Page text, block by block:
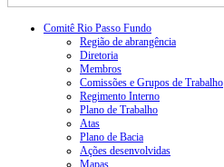
Comitê Rio Passo Fundo
Região de abrangência
Diretoria
Membros
Comissões e Grupos de Trabalho
Regimento Interno
Plano de Trabalho
Atas
Plano de Bacia
Ações desenvolvidas
Mapas